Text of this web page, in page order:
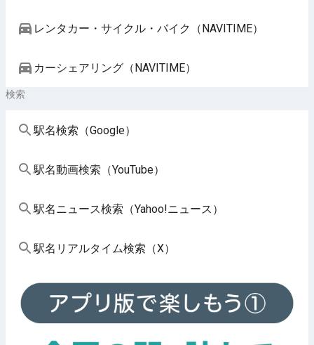
レンタカー・サイクル・バイク（NAVITIME）
カーシェアリング（NAVITIME）
検索
駅名検索（Google）
駅名動画検索（YouTube）
駅名ニュース検索（Yahoo!ニュース）
駅名リアルタイム検索（X）